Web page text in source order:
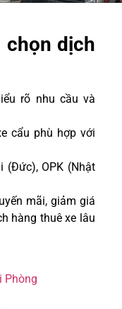
chọn dịch
rõ nhu cầu và
cẩu phù hợp với
(Đức), OPK (Nhật
mãi, giảm giá
hàng thuê xe lâu
Phòng